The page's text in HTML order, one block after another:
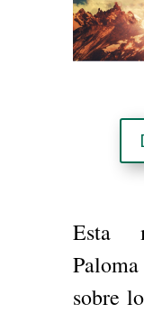
Esta
sobre